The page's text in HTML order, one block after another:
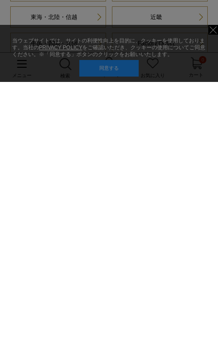
東海・北陸・信越 近畿
中国・四国・九州 Factory Outlet
メニュー 検索 お気に入り
0
カート
当ウェブサイトでは、サイトの利便性向上を目的に、クッキーを使用しておりま
す。当社のPRIVACY POLICYをご確認いただき、クッキーの使用についてご同意
ください。※「同意する」ボタンのクリックをお願いいたします。
同意する